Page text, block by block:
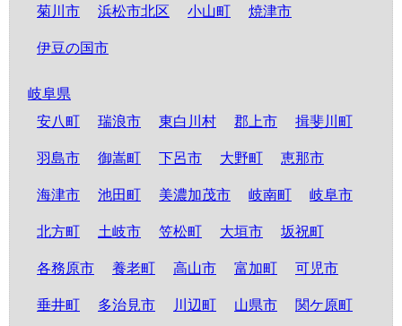
菊川市 浜松市北区 小山町 焼津市
伊豆の国市
岐阜県
安八町
瑞浪市 東白川村 郡上市 揖斐川町
羽島市 御嵩町 下呂市 大野町 恵那市
海津市 池田町 美濃加茂市 岐南町 岐阜市
北方町 土岐市 笠松町 大垣市 坂祝町
各務原市 養老町 高山市 富加町 可児市
垂井町 多治見市 川辺町 山県市 関ケ原町